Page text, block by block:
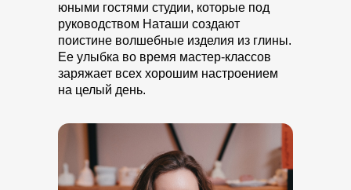
юными гостями студии, которые под
руководством Наташи создают
поистине волшебные изделия из глины.
Ее улыбка во время мастер-классов
заряжает всех хорошим настроением
на целый день.